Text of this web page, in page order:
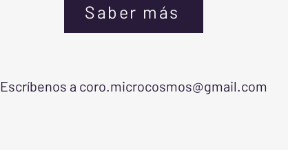
Saber más
Escríbenos a coro.microcosmos@gmail.com